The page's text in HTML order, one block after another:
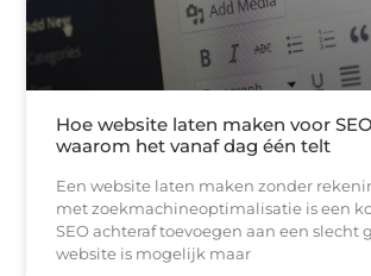
Hoe website laten maken voor
waarom het vanaf dag één telt
Een website laten maken zonder
met zoekmachineoptimalisatie is een
SEO achteraf toevoegen aan een slecht
website is mogelijk maar